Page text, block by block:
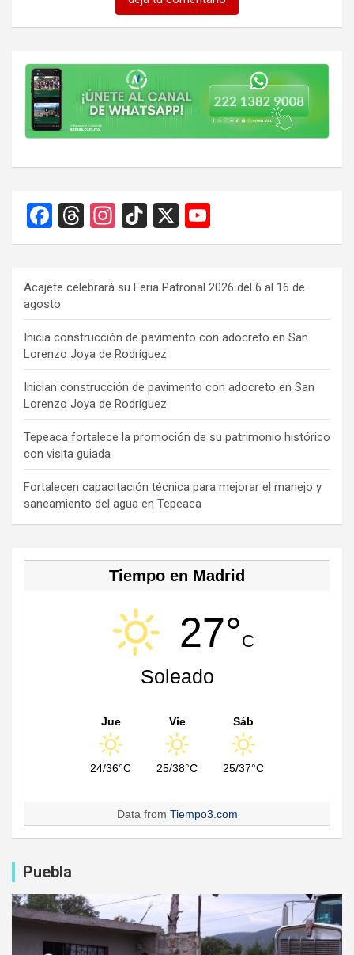
F
a
b
o
o
k
T
hr
a
d
s
In
st
gr
a
m
Ti
k
o
k
X
o
T
u
b
e
C
h
a
n
n
el
Acajete celebrará su Feria Patronal 2026 del 6 al 16 de
agosto
Inicia construcción de pavimento con adocreto en San
Lorenzo Joya de Rodríguez
Inician construcción de pavimento con adocreto en San
Lorenzo Joya de Rodríguez
Tepeaca fortalece la promoción de su patrimonio histórico
con visita guiada
Fortalecen capacitación técnica para mejorar el manejo y
saneamiento del agua en Tepeaca
Tiempo en Madrid
27°C
Soleado
Jue
24/36°C
Vie
25/38°C
Sáb
25/37°C
Data from Tiempo3.com
Puebla